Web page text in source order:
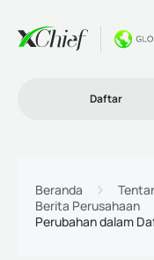
Platform
Daftar
Beranda
Berita Perusahaan
Perubahan dalam